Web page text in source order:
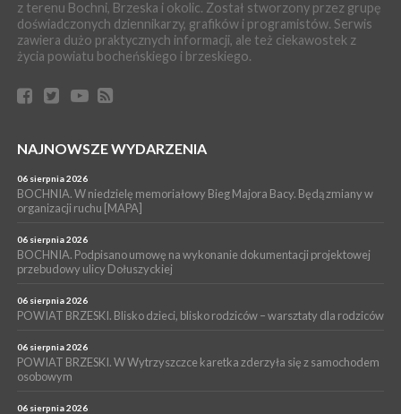
Z BOCHNI NA JASNĄ GÓRĘ. Pierwszy dzień wędrówki
[ZDJĘCIA]
WYDARZENIA
BRZESKO. Śledczy wyjaśniają, jak doszło do śmierci 32-letniego
mężczyzny
04 sierpnia 2026
muzyki [PROGRAM KONCERTÓW]
SPORT
BOCHNIA. W niedzielę XXXII Memoriałowy Bieg Majora Bacy!
z terenu Bochni, Brzeska i okolic. Został stworzony przez grupę
doświadczonych dziennikarzy, grafików i programistów. Serwis
zawiera dużo praktycznych informacji, ale też ciekawostek z
życia powiatu bocheńskiego i brzeskiego.
NAJNOWSZE WYDARZENIA
06 sierpnia 2026
BOCHNIA. W niedzielę memoriałowy Bieg Majora Bacy. Będą zmiany w
organizacji ruchu [MAPA]
06 sierpnia 2026
BOCHNIA. Podpisano umowę na wykonanie dokumentacji projektowej
przebudowy ulicy Dołuszyckiej
06 sierpnia 2026
POWIAT BRZESKI. Blisko dzieci, blisko rodziców – warsztaty dla rodziców
06 sierpnia 2026
POWIAT BRZESKI. W Wytrzyszczce karetka zderzyła się z samochodem
osobowym
06 sierpnia 2026